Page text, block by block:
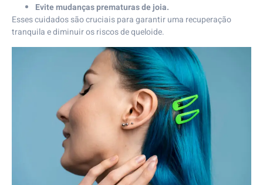
Evite mudanças prematuras de joia.
Esses cuidados são cruciais para garantir uma recuperação
tranquila e diminuir os riscos de queloide.